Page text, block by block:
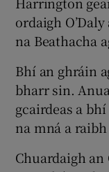
ordaigh
na Beathacha
Bhí an ghráin
bharr sin.
gcairdeas a
na mná a
Chuardaigh an